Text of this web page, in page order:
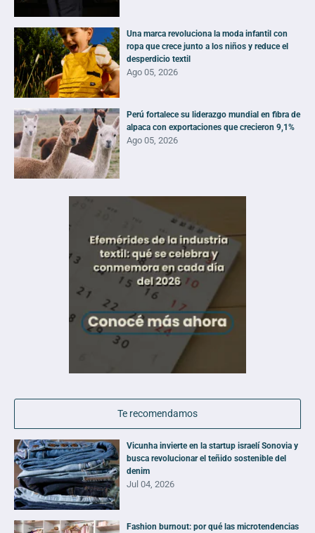
Una marca revoluciona la moda infantil con
ropa que crece junto a los niños y reduce el
desperdicio textil
Ago 05, 2026
Perú fortalece su liderazgo mundial en fibra de
alpaca con exportaciones que crecieron 9,1%
Ago 05, 2026
Te recomendamos
Vicunha invierte en la startup israelí Sonovia y
busca revolucionar el teñido sostenible del
denim
Jul 04, 2026
Fashion burnout: por qué las microtendencias